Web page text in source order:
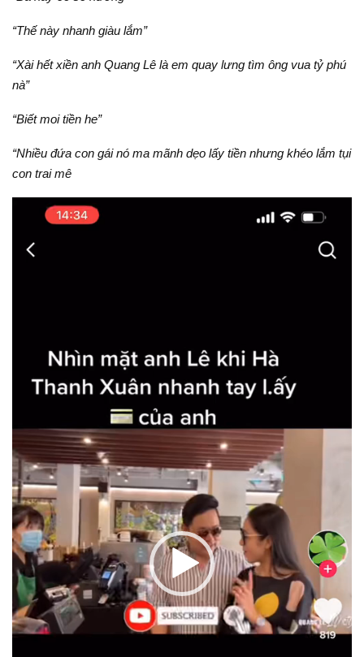
“Thế này nhanh giàu lắm”
“Xài hết xiền anh Quang Lê là em quay lưng tìm ông vua tỷ phú
nà”
“Biết moi tiền he”
“Nhiều đứa con gái nó ma mãnh dẹo lấy tiền nhưng khéo lắm tụi
con trai mê